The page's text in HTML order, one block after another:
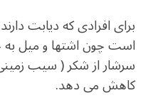
برای افرادی که دیابت
است چون اشتها و میل به
سرشار از شکر ( سیب
کاهش می دهد.